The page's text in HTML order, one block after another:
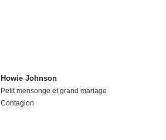
Howie Johnson
Petit mensonge et grand mariage
Contagion